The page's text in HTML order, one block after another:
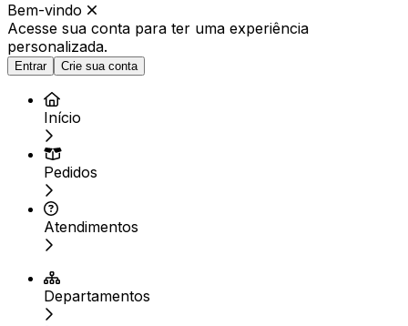
Bem-vindo
Acesse sua conta para ter uma experiência
personalizada.
Entrar Crie sua conta
Início
Pedidos
Atendimentos
Departamentos